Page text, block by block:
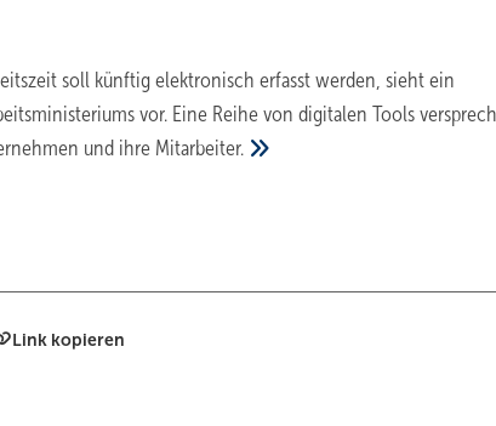
soll künftig elektronisch erfasst werden, sieht ein
vor. Eine Reihe von digitalen Tools
und ihre Mitarbeiter.
Link kopieren